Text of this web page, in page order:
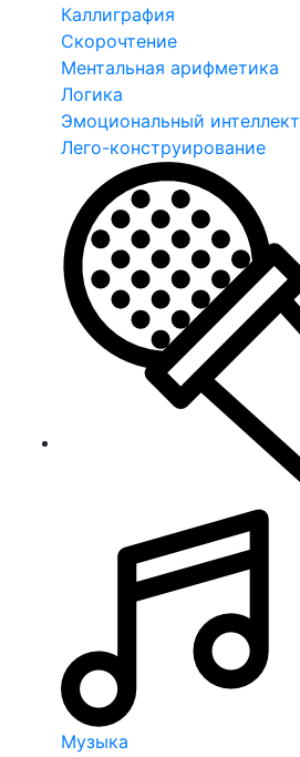
Каллиграфия
Скорочтение
Ментальная арифметика
Логика
Эмоциональный интеллект
Лего-конструирование
Музыка